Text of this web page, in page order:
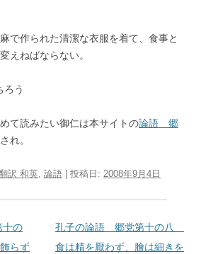
で作られた清潔な衣服を着て、食事と
えねばならない。
ろう
て読みたい御仁は本サイトの論語 郷
れ。
訳 和英, 論語 | 投稿日: 2008年9月4日
の
らず
孔子の論語 郷党第十の八
食は精を厭わず、膾は細きを